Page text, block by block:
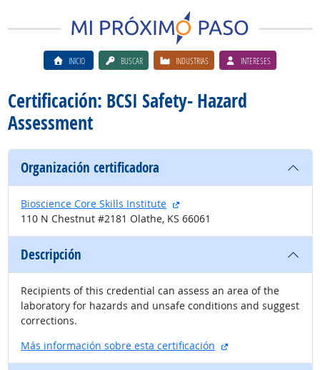
INICIO BUSCAR INDUSTRIAS INTERESES
Certificación: BCSI Safety- Hazard
Assessment
Organización certificadora
Bioscience Core Skills Institute
sitio externo
110 N Chestnut #2181 Olathe, KS 66061
Descripción
Recipients of this credential can assess an area of the
laboratory for hazards and unsafe conditions and suggest
corrections.
Más información sobre esta certificación
sitio externo